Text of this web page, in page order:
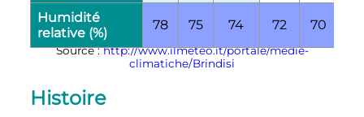
Humidité
relative (%)
78 75 74 72 70
Source :http://www.ilmeteo.it/portale/medie-
climatiche/Brindisi
Histoire